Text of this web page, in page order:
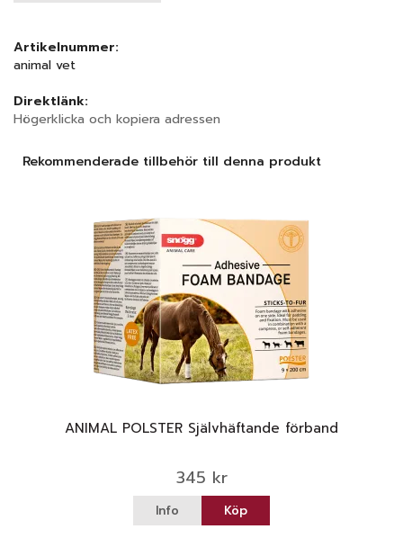
Artikelnummer:
animal vet
Direktlänk:
Högerklicka och kopiera adressen
Rekommenderade tillbehör till denna produkt
ANIMAL POLSTER Självhäftande förband
345 kr
Info Köp